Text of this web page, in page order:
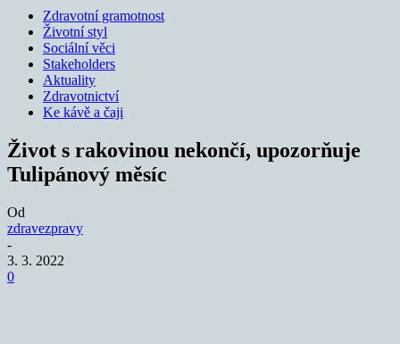
Zdravotní gramotnost
Životní styl
Sociální věci
Stakeholders
Aktuality
Zdravotnictví
Ke kávě a čaji
Život s rakovinou nekončí, upozorňuje
Tulipánový měsíc
Od
zdravezpravy
-
3. 3. 2022
0